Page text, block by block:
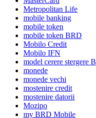
Metropolitan Life
mobile banking
mobile token
mobile token BRD
Mobilo Credit
Mobilo IFN
model cerere stergere
monede
monede vechi
mostenire credit
mostenire datorii
Mozipo
my BRD Mobile